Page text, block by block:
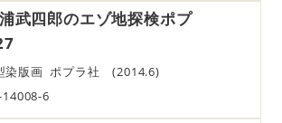
武四郎のエゾ地探検ポプ
染版画 ポプラ社 (2014.6)
6